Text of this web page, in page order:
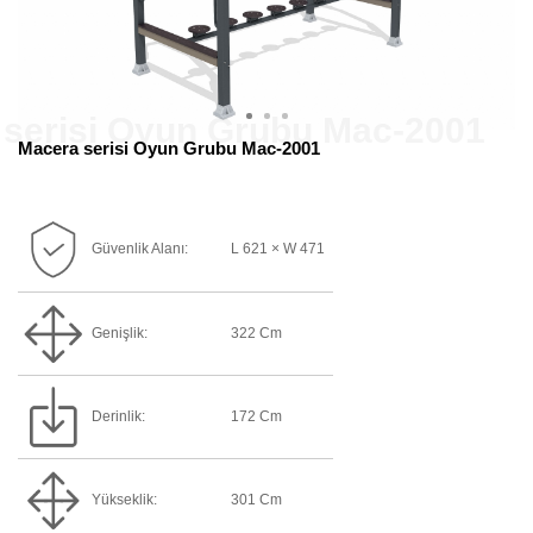
Macera serisi Oyun Grubu Mac-2001
Güvenlik Alanı: L 621 × W 471
Genişlik: 322 Cm
Derinlik: 172 Cm
Yükseklik: 301 Cm